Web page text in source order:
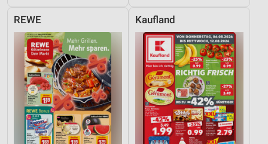
REWE Kaufland